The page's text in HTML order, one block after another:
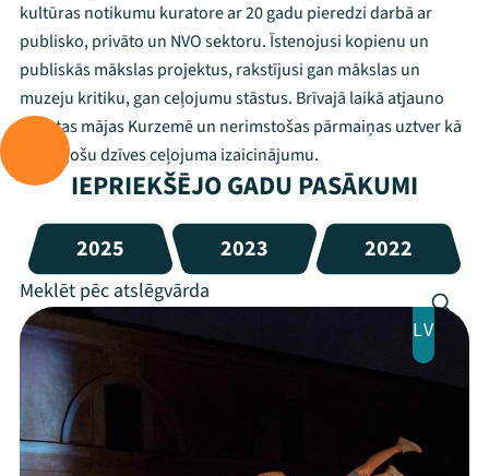
kultūras notikumu kuratore ar 20 gadu pieredzi darbā ar
publisko, privāto un NVO sektoru. Īstenojusi kopienu un
publiskās mākslas projektus, rakstījusi gan mākslas un
muzeju kritiku, gan ceļojumu stāstus. Brīvajā laikā atjauno
dzimtas mājas Kurzemē un nerimstošas pārmaiņas uztver kā
aizraujošu dzīves ceļojuma izaicinājumu.
IEPRIEKŠĒJO GADU PASĀKUMI
2025 2023 2022
LV